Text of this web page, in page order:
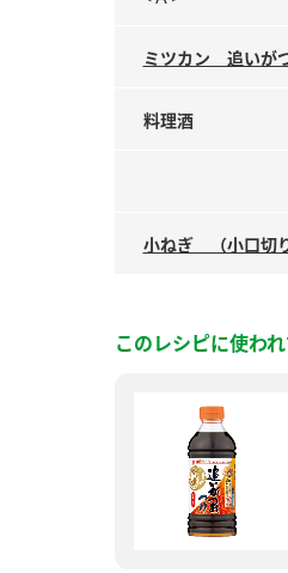
ミツカン 追いが
料理酒
小ねぎ （小口切り
このレシピに使わ